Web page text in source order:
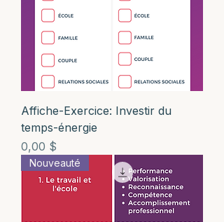
Affiche-Exercice: Investir du
temps-énergie
Prix
0,00 $
Nouveauté